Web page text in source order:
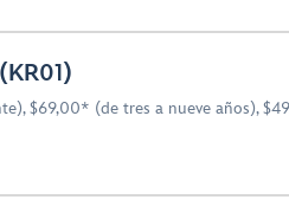
$69,00* (de tres a nueve años),